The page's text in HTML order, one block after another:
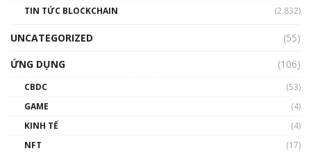
TIN TỨC BLOCKCHAIN
(2.832)
UNCATEGORIZED
(55)
ỨNG DỤNG
(106)
CBDC
(53)
GAME
(4)
KINH TẾ
(4)
NFT
(17)